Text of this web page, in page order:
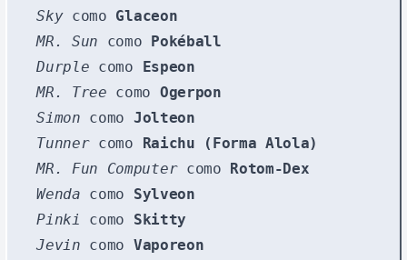
Skycomo Glaceon
MR. Sun como Pokéball
Durple como Espeon
MR. Tree como Ogerpon
Simon como Jolteon
Tunnercomo Raichu (Forma Alola)
MR. Fun Computercomo Rotom-Dex
Wenda como Sylveon
Pinki como Skitty
Jevin como Vaporeon